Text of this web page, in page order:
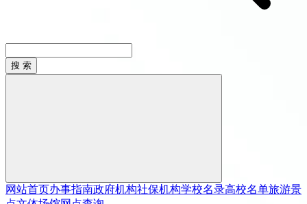
网站首页办事指南政府机构社保机构学校名录高校名单旅游景